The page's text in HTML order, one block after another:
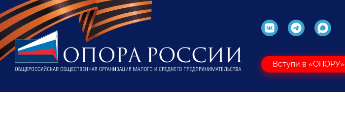
Вступи в «ОПОРУ»